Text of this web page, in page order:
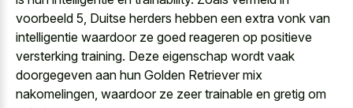
voorbeeld 5, Duitse herders hebben een extra vonk van
intelligentie waardoorze goed reageren op positieve
versterking training. Deze eigenschap wordt vaak
doorgegeven aan hun Golden Retriever mix
nakomelingen, waardoor ze zeer trainable en gretig om